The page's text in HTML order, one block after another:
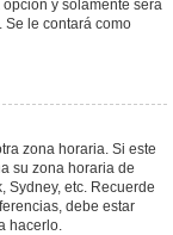
opción y solamente será
Se le contará como
zona horaria. Si este
su zona horaria de
Sydney, etc. Recuerde
debe estar
hacerlo.